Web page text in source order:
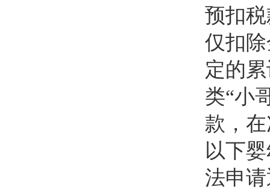
预扣
仅扣
定的
类“小
款，
以下
法申